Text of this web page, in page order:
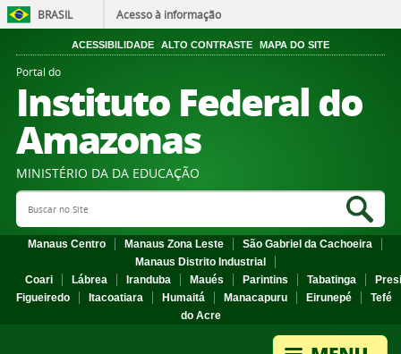
BRASIL Acesso à informação
ACESSIBILIDADE ALTO CONTRASTE MAPA DO SITE
Portal do
Instituto Federal do
Amazonas
MINISTÉRIO DA DA EDUCAÇÃO
Search Site
Manaus Centro Manaus Zona Leste
São Gabriel da Cachoeira
Manaus Distrito Industrial
Coari
Lábrea Iranduba Maués Parintins Tabatinga
Figueiredo
Itacoatiara Humaitá Manacapuru Eirunepé
Tefé
do Acre